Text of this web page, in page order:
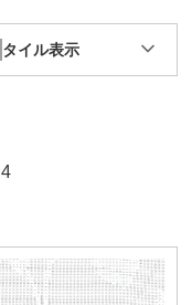
タイル表示
4